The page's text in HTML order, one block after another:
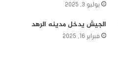
يوليو 3, 2025
الجيش يدخل مدينه الرهد
فبراير 16, 2025